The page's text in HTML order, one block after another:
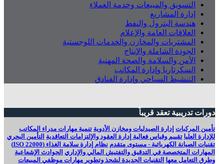
التسويق والمبيعات وخدمة العملاء
إدارة المشاريع
هندسة البترول والنفط
العلاقات العامة والإعلام
المشتريات والمخازن والخدمات اللوجستية
الجودة الشاملة والإنتاج
الأمن والسلامة والصحة المهنية
السكرتاريا وإدارة المكاتب
التنشيط السياحي وإدارة الفنادق
دورات تدريبية تعقد قريباً
تأمين المركبات إدارة الصيدليات ومخازن الأدوية تنمية مهارات مدراء المكاتب
للإدارة العليا تقييم وقياس فعالية إدارة العقود والإلتزامات التعاقدية التأمين البحري
تقنيات الصیانة الكھربائیة - مستوى متقدم نظام إدارة سلامة الغذاء (ISO 22000)
المهارات المتخصصة في التدقيق والتفتيش المالي والإداري الحوادث الإشعاعية
وطرق التعامل معها التقنيات الجديدة لشحذ وتطوير مهارات موظفي المبيعات